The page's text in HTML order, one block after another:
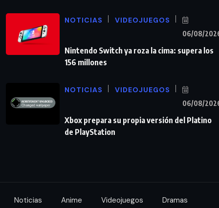
NOTICIAS VIDEOJUEGOS
06/08/
Nintendo Switch ya roza la cima: supera los
156 millones
NOTICIAS VIDEOJUEGOS
06/08/
Xbox prepara su propia versión del Platino
de PlayStation
Noticias Anime Videojuegos
Dramas